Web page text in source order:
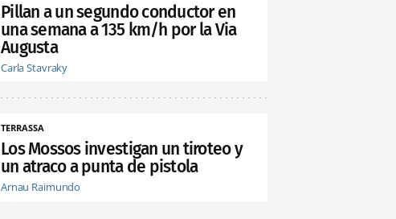
Pillan a un segundo conductor en
una semana a 135 km/h por la Via
Augusta
Carla Stavraky
TERRASSA
Los Mossos investigan un tiroteo y
un atraco a punta de pistola
Arnau Raimundo